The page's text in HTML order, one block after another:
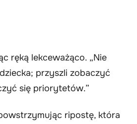
ręką lekceważąco. „Nie
przyszli zobaczyć
się priorytetów.”
ripostę, która